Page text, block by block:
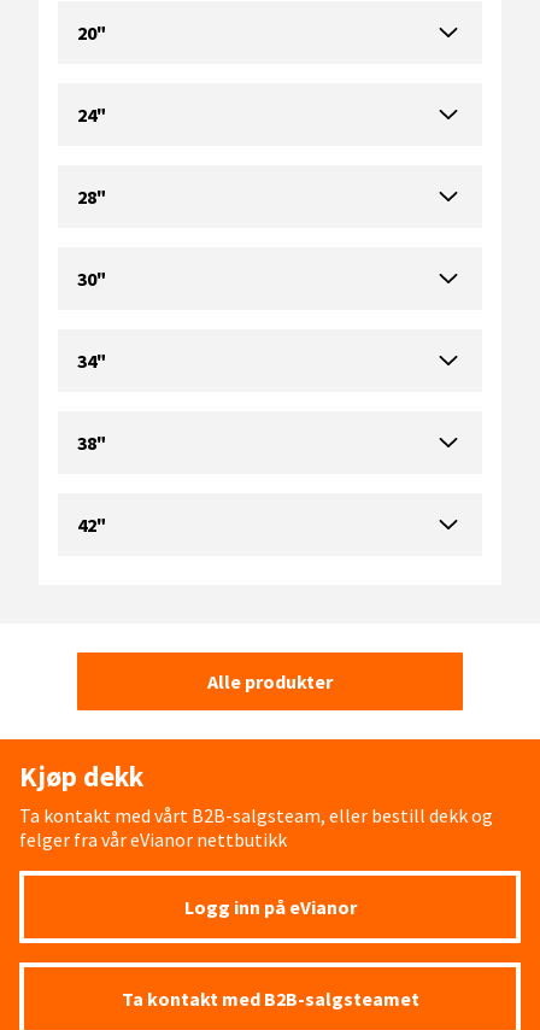
20"
24"
28"
30"
34"
38"
42"
Alle produkter
Kjøp dekk
Ta kontakt med vårt B2B-salgsteam, eller bestill dekk og
felger fra vår eVianor nettbutikk
Logg inn på eVianor
Ta kontakt med B2B-salgsteamet